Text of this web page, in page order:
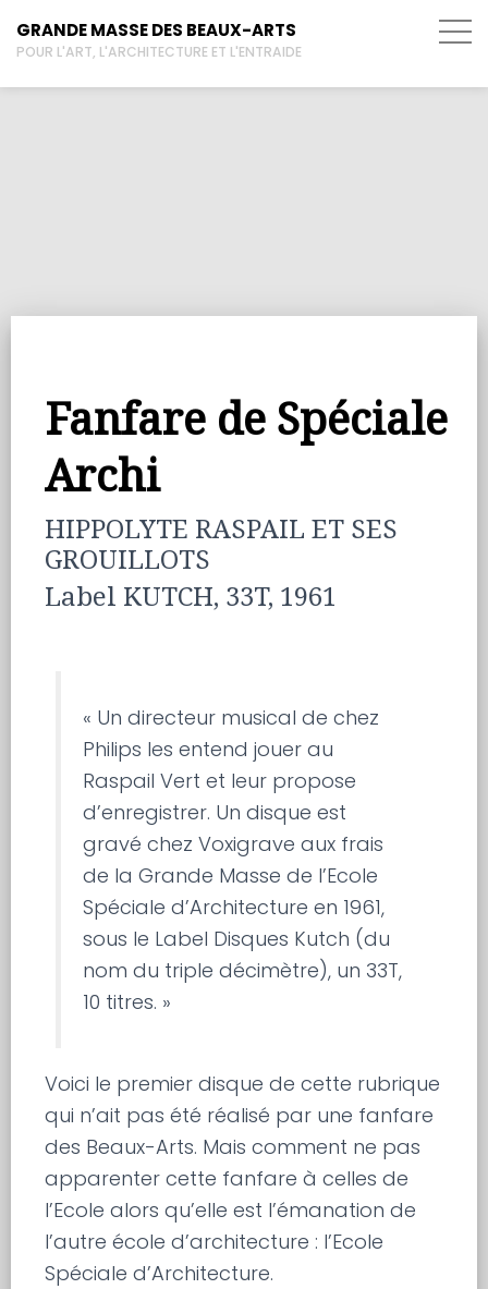
GRANDE MASSE DES BEAUX-ARTS
POUR L'ART, L'ARCHITECTURE ET L'ENTRAIDE
Fanfare de Spéciale
Archi
HIPPOLYTE RASPAIL ET SES
GROUILLOTS
Label KUTCH, 33T, 1961
« Un directeur musical de chez
Philips les entend jouer au
Raspail Vert et leur propose
d’enregistrer. Un disque est
gravé chez Voxigrave aux frais
de la Grande Masse de l’Ecole
Spéciale d’Architecture en 1961,
sous le Label Disques Kutch (du
nom du triple décimètre), un 33T,
10 titres. »
Voici le premier disque de cette rubrique
qui n’ait pas été réalisé par une fanfare
des Beaux-Arts. Mais comment ne pas
apparenter cette fanfare à celles de
l’Ecole alors qu’elle est l’émanation de
l’autre école d’architecture : l’Ecole
Spéciale d’Architecture.